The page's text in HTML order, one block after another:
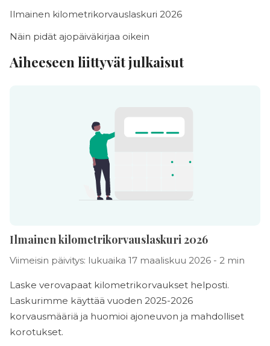
Ilmainen kilometrikorvauslaskuri 2026
Näin pidät ajopäiväkirjaa oikein
Aiheeseen liittyvät julkaisut
Ilmainen kilometrikorvauslaskuri 2026
Viimeisin päivitys: lukuaika 17 maaliskuu 2026 - 2 min
Laske verovapaat kilometrikorvaukset helposti.
Laskurimme käyttää vuoden 2025-2026
korvausmääriä ja huomioi ajoneuvon ja mahdolliset
korotukset.